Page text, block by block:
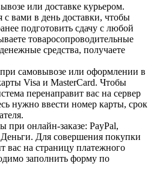
или доставке курьером.
с вами в день доставки, чтобы
подготовить сдачу с любой
товаросопроводительные
средства, получаете
самовывозе или оформлении в
Visa и MasterCard. Чтобы
перенаправит вас на сервер
нужно ввести номер карты, срок
при онлайн-заказе: PayPal,
Для совершения покупки
вас на страницу платежного
заполнить форму по